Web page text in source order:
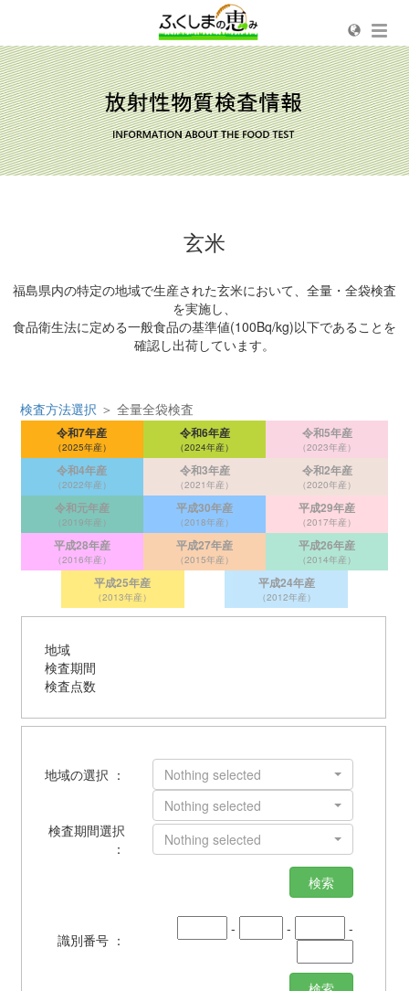
玄米
福島県内の特定の地域で生産された玄米において、全量・全袋検査
を実施し、
食品衛生法に定める一般食品の基準値(100Bq/kg)以下であることを
確認し出荷しています。
検査方法選択 ＞ 全量全袋検査
令和7年産
（2025年産）
令和6年産
（2024年産）
令和5年産
（2023年産）
令和4年産
（2022年産）
令和3年産
（2021年産）
令和2年産
（2020年産）
令和元年産
（2019年産）
平成30年産
（2018年産）
平成29年産
（2017年産）
平成28年産
（2016年産）
平成27年産
（2015年産）
平成26年産
（2014年産）
平成25年産
（2013年産）
平成24年産
（2012年産）
地域
検査期間
検査点数
地域の選択 ：
Nothing selected
Nothing selected
検査期間選択
：
Nothing selected
検索
識別番号 ：
- - -